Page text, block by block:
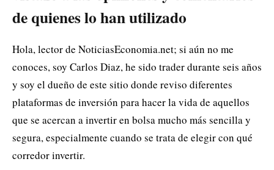
de quienes lo han utilizado
Hola, lector de NoticiasEconomia.net; si aún no me
conoces, soy Carlos Diaz, he sido trader durante seis años
y soy el dueño de este sitio donde reviso diferentes
plataformas de inversión para hacer la vida de aquellos
que se acercan a invertir en bolsa mucho más sencilla y
segura, especialmente cuando se trata de elegir con qué
corredor invertir.